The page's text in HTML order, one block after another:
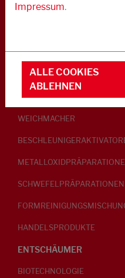
GLEITMITTEL
PEPTISATOREN
KLEBRIGMACHER /
WEICHMACHER
SCHWEFELPRÄPARATIONEN
HANDELSPRODUKTE
ENTSCHÄUMER
BIOTECHNOLOGIE
Impressum.
ALLE COOKIES
ABLEHNEN